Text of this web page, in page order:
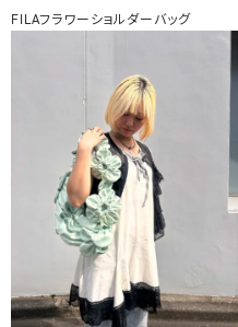
FILAフラワーショルダーバッグ